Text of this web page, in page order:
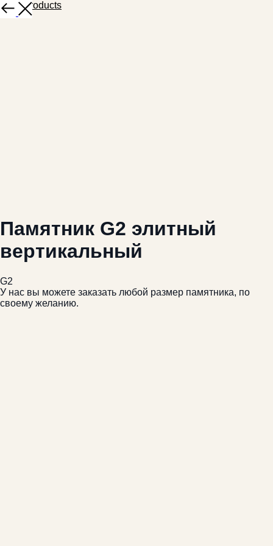
More products
Памятник G2 элитный
вертикальный
G2
У нас вы можете заказать любой размер памятника, по
своему желанию.